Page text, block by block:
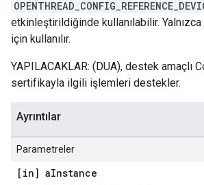
etkinleştirildiğinde kullanılabilir.
için kullanılır.
YAPILACAKLAR: (DUA), destek amaçlı
sertifikayla ilgili işlemleri destekler.
Ayrıntılar
Parametreler
[in] aInstance